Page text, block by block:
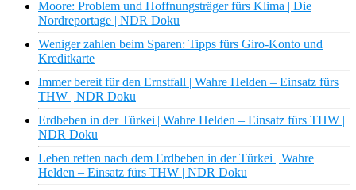
Moore: Problem und Hoffnungsträger fürs Klima | Die
Nordreportage | NDR Doku
Weniger zahlen beim Sparen: Tipps fürs Giro-Konto und
Kreditkarte
Immer bereit für den Ernstfall | Wahre Helden – Einsatz fürs
THW | NDR Doku
Erdbeben in der Türkei | Wahre Helden – Einsatz fürs THW |
NDR Doku
Leben retten nach dem Erdbeben in der Türkei | Wahre
Helden – Einsatz fürs THW | NDR Doku